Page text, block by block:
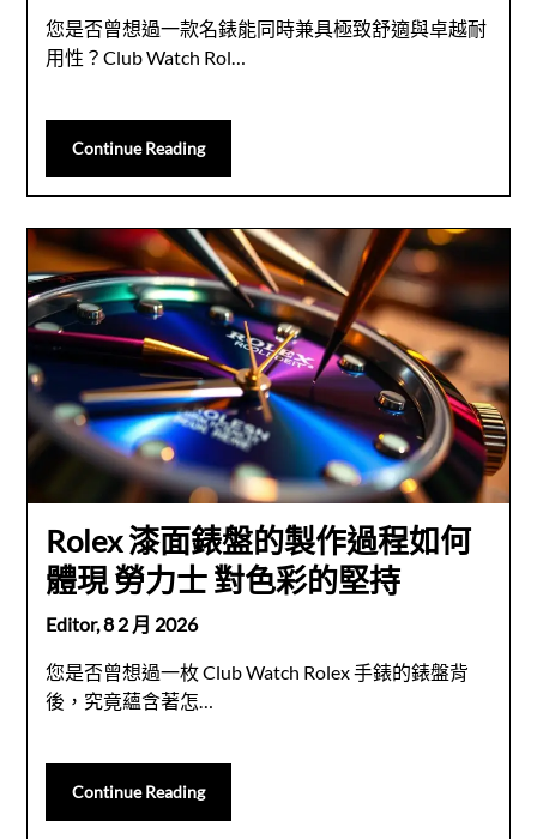
您是否曾想過一款名錶能同時兼具極致舒適與卓越耐
用性？Club Watch Rol…
Continue Reading
Rolex 漆面錶盤的製作過程如何
體現 勞力士 對色彩的堅持
Editor,8 2 月 2026
您是否曾想過一枚 Club Watch Rolex 手錶的錶盤背
後，究竟蘊含著怎…
Continue Reading